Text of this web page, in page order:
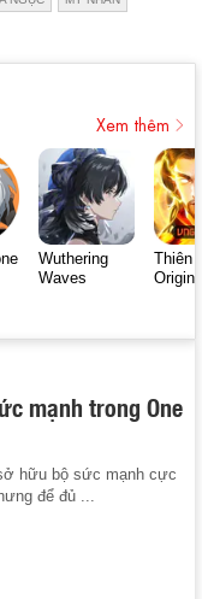
Xem thêm
Wuthering
Waves
Thiên
Origin
mạnh trong One
hữu bộ sức mạnh cực
để đủ ...